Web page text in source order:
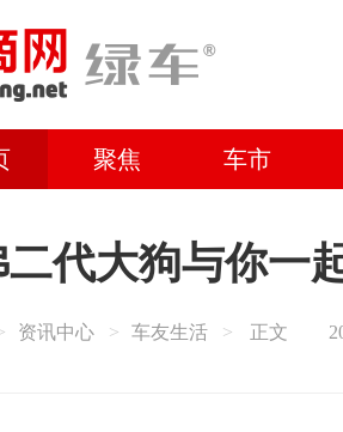
聚焦 车市
二代大狗与你一
资讯中心 车友生活 正文